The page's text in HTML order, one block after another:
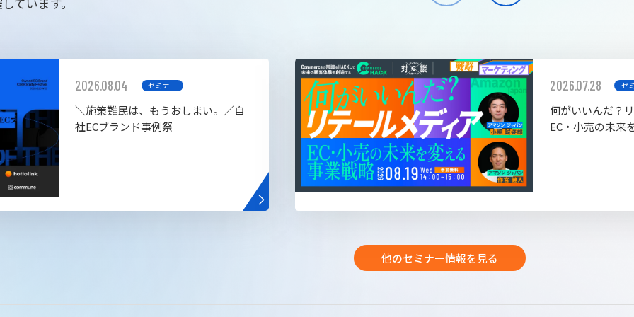
ています。
2026.08.04 セミナー
＼施策難民は、もうおしまい。／自
社ECブランド事例祭
2026.07.28 セ
何がいいんだ？
EC・小売の未来
他のセミナー情報を見る